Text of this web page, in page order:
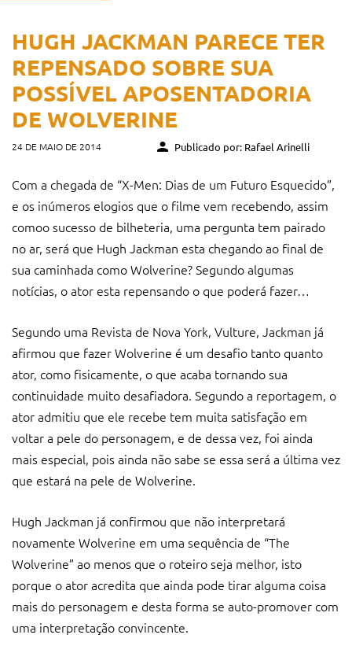
HUGH JACKMAN PARECE TER
REPENSADO SOBRE SUA
POSSÍVEL APOSENTADORIA
DE WOLVERINE
24 DE MAIO DE 2014 Publicado por: Rafael Arinelli
Com a chegada de “X-Men: Dias de um Futuro Esquecido”,
e os inúmeros elogios que o filme vem recebendo, assim
comoo sucesso de bilheteria, uma pergunta tem pairado
no ar, será que Hugh Jackman esta chegando ao final de
sua caminhada como Wolverine? Segundo algumas
notícias, o ator esta repensando o que poderá fazer…
Segundo uma Revista de Nova York, Vulture, Jackman já
afirmou que fazer Wolverine é um desafio tanto quanto
ator, como fisicamente, o que acaba tornando sua
continuidade muito desafiadora. Segundo a reportagem, o
ator admitiu que ele recebe tem muita satisfação em
voltar a pele do personagem, e de dessa vez, foi ainda
mais especial, pois ainda não sabe se essa será a última vez
que estará na pele de Wolverine.
Hugh Jackman já confirmou que não interpretará
novamente Wolverine em uma sequência de “The
Wolverine” ao menos que o roteiro seja melhor, isto
porque o ator acredita que ainda pode tirar alguma coisa
mais do personagem e desta forma se auto-promover com
uma interpretação convincente.